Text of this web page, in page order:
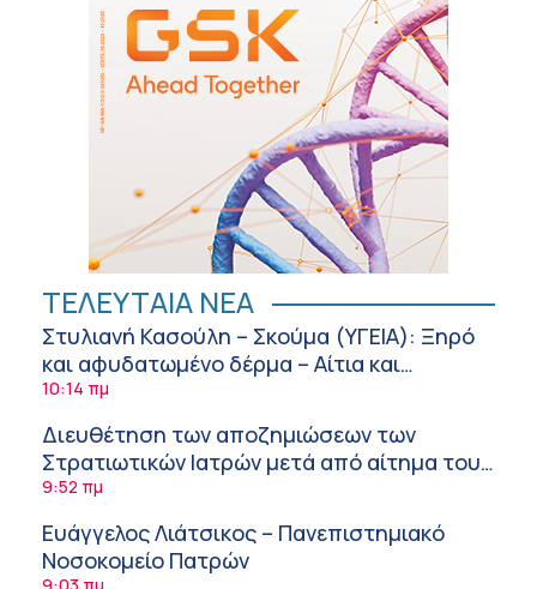
ΤΕΛΕΥΤΑΙΑ ΝΕΑ
Στυλιανή Κασούλη – Σκούμα (ΥΓΕΙΑ): Ξηρό
και αφυδατωμένο δέρμα – Αίτια και
αντιμετώπιση
10:14 πμ
Διευθέτηση των αποζημιώσεων των
Στρατιωτικών Ιατρών μετά από αίτημα του
ΙΣΑ
9:52 πμ
Ευάγγελος Λιάτσικος – Πανεπιστημιακό
Νοσοκομείο Πατρών